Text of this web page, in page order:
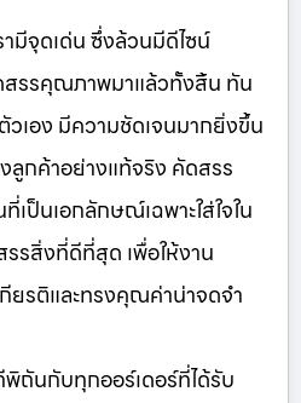
ามีจุดเด่น ซึ่งล้วนมีดีไซน์
สรรคุณภาพมาแล้วทั้งสิ้น ทัน
เอง มีความชัดเจนมากยิ่งขึ้น
ลูกค้าอย่างแท้จริง คัดสรร
ป็นเอกลักษณ์เฉพาะใส่ใจใน
รรสิ่งที่ดีที่สุด เพื่อให้งาน
ยรติและทรงคุณค่าน่าจดจำ
พิถันกับทุกออร์เดอร์ที่ได้รับ